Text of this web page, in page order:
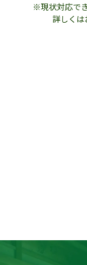
※現状対応で
詳しくは